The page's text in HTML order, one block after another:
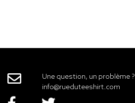
Une question, un problème ?
info@rueduteeshirt.com